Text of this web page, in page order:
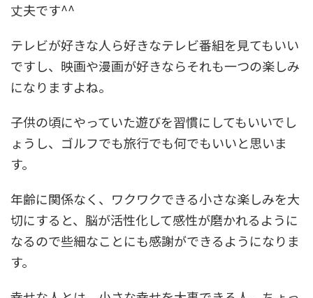
丈夫です^^
テレビが好きな人ら好きなテレビ番組を見てもいい
ですし、映画や漫画が好きならそれも一つの楽しみ
になりますよね。
子供の頃にやっていた遊びを習慣にしてもいいでし
ょうし、ゴルフでも旅行でも何でもいいと思いま
す。
年齢に関係なく、ワクワクできる小さな楽しみを大
切にすると、脳が活性化して感性が磨かれるように
なるので些細なことにも感謝ができるようになりま
す。